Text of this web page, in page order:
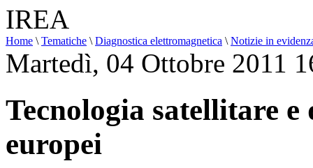
Home \ Tematiche \ Diagnostica elettromagnetica \ Notizie in
Martedì, 04 Ottobre 2011
Tecnologia satellitare
europei